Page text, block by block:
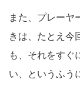
また、プレーヤ
きは、たとえ今
も、それをすぐ
い、というふう